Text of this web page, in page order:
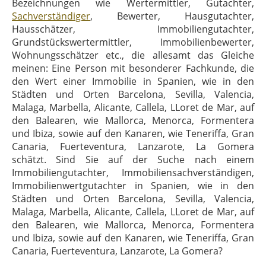
Bezeichnungen wie Wertermittler, Gutachter,
Sachverständiger, Bewerter, Hausgutachter,
Hausschätzer, Immobiliengutachter,
Grundstückswertermittler, Immobilienbewerter,
Wohnungsschätzer etc., die allesamt das Gleiche
meinen: Eine Person mit besonderer Fachkunde, die
den Wert einer Immobilie in Spanien, wie in den
Städten und Orten Barcelona, Sevilla, Valencia,
Malaga, Marbella, Alicante, Callela, LLoret de Mar, auf
den Balearen, wie Mallorca, Menorca, Formentera
und Ibiza, sowie auf den Kanaren, wie Teneriffa, Gran
Canaria, Fuerteventura, Lanzarote, La Gomera
schätzt. Sind Sie auf der Suche nach einem
Immobiliengutachter, Immobiliensachverständigen,
Immobilienwertgutachter in Spanien, wie in den
Städten und Orten Barcelona, Sevilla, Valencia,
Malaga, Marbella, Alicante, Callela, LLoret de Mar, auf
den Balearen, wie Mallorca, Menorca, Formentera
und Ibiza, sowie auf den Kanaren, wie Teneriffa, Gran
Canaria, Fuerteventura, Lanzarote, La Gomera?